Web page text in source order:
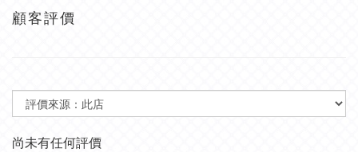
顧客評價
尚未有任何評價